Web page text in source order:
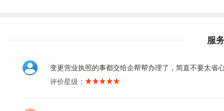
服
变更营业执照的事都交给企帮帮办理了，简直不要太省
评价星级：